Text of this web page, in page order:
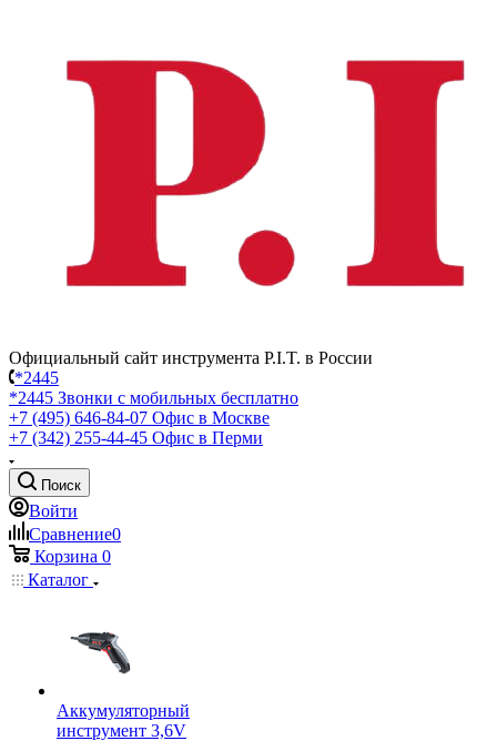
Официальный сайт инструмента P.I.T. в России
*2445
*2445 Звонки с мобильных бесплатно
+7 (495) 646-84-07 Офис в Москве
+7 (342) 255-44-45 Офис в Перми
Поиск
Войти
Сравнение0
Корзина 0
Каталог
Аккумуляторный
инструмент 3,6V